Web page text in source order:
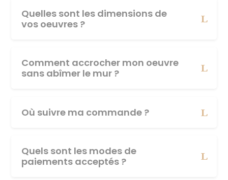
Quelles sont les dimensions de
vos oeuvres ?
Comment accrocher mon oeuvre
sans abîmer le mur ?
Où suivre ma commande ?
Quels sont les modes de
paiements acceptés ?